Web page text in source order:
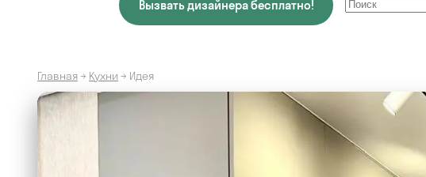
Вызвать дизайнера бесплатно!
Главная→ Кухни → Идея